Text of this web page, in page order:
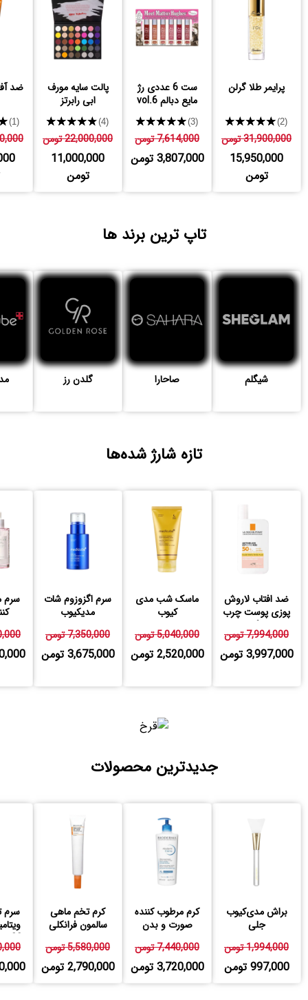
پرایمر طلا گرلن
★★★★★(2)
31,900,000 تومن
15,950,000
تومن
ست 6 عددی رژ
مایع دبالم vol.6
★★★★★(3)
7,614,000 تومن
3,807,000 تومن
پالت سایه مورف
ابی رابرتز
★★★★★(4)
22,000,000 تومن
11,000,000
تومن
ضد
(1)
تاپ ترین برند ها
شیگلم صاحارا گلدن رز
تازه شارژ شده‌ها
ضد افتاب لاروش
پوزی پوست چرب
رنگی
7,994,000 تومن
3,997,000 تومن
ماسک شب مدی
کیوب
5,040,000 تومن
2,520,000 تومن
سرم اگزوزوم شات
مدیکیوب
7,350,000 تومن
3,675,000 تومن
سرم
جدیدترین محصولات
براش مدی‌کیوب
جلی
1,994,000 تومن
997,000 تومن
کرم مرطوب کننده
صورت و بدن
7,440,000 تومن
3,720,000 تومن
کرم تخم ماهی
سالمون فرانکلی
5,580,000 تومن
2,790,000 تومن
سرم
23 درصد فرانکلی